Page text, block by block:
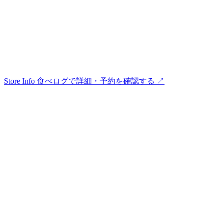
Store Info 食べログで詳細・予約を確認する ↗︎